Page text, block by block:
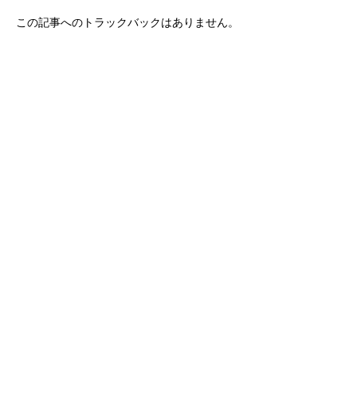
この記事へのトラックバックはありません。